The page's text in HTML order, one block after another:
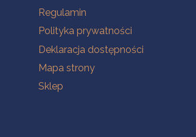
Na skróty
Regulamin
Polityka prywatności
Deklaracja dostępności
Mapa strony
Sklep